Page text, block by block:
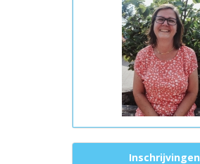
Inschrijvingen